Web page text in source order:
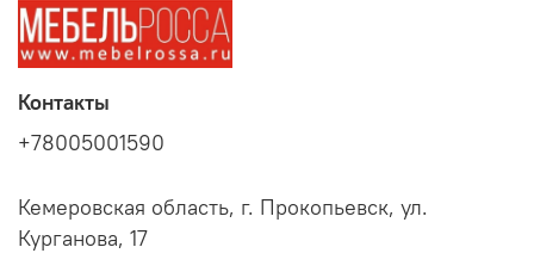
Контакты
+78005001590
Кемеровская область, г. Прокопьевск, ул.
Курганова, 17